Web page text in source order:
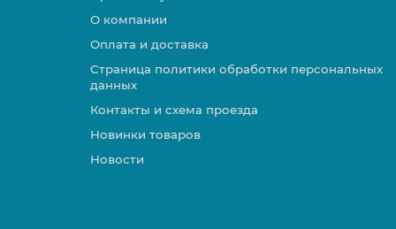
О компании
Оплата и доставка
Страница политики обработки персональных
данных
Контакты и схема проезда
Новинки товаров
Новости